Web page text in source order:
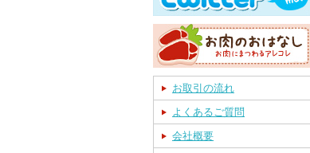
お取引の流れ
よくあるご質問
会社概要